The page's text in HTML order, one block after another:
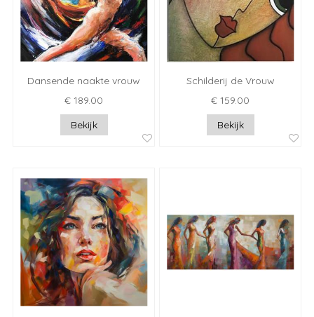
Dansende naakte vrouw
€ 189.00
Bekijk
Schilderij de Vrouw
€ 159.00
Bekijk